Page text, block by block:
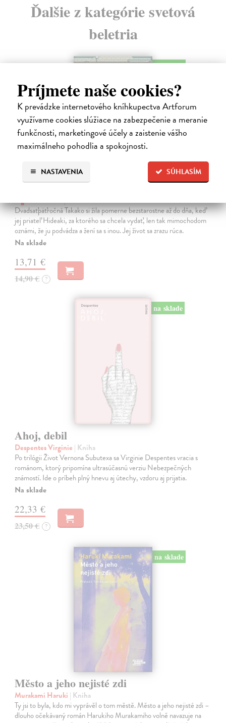
Príjmete naše cookies?
K prevádzke internetového kníhkupectva Artforum
využívame cookies slúžiace na zabezpečenie a meranie
funkčnosti, marketingové účely a zaistenie vášho
maximálneho pohodlia a spokojnosti.
SÚHLASÍM
NASTAVENIA
Ďalšie z kategórie svetová
beletria
na sklade
Dni v kníhkupectve Morisaki
Jagisawa Satoshi| Kniha
Dvadsaťpäťročná Takako si žila pomerne bezstarostne až do dňa, keď
jej priateľ Hideaki, za ktorého sa chcela vydať, len tak mimochodom
oznámi, že ju podvádza a žení sa s inou. Jej život sa zrazu rúca.
Na sklade
13,71 €
14,90 € ?
na sklade
Ahoj, debil
Despentes Virginie | Kniha
Po trilógii Život Vernona Subutexa sa Virginie Despentes vracia s
románom, ktorý pripomína ultrasúčasnú verziu Nebezpečných
známostí. Ide o príbeh plný hnevu aj útechy, vzdoru aj prijatia.
Na sklade
22,33 €
23,50 € ?
na sklade
Město a jeho nejisté zdi
Murakami Haruki | Kniha
Ty jsi to byla, kdo mi vyprávěl o tom městě. Město a jeho nejisté zdi –
dlouho očekávaný román Harukiho Murakamiho volně navazuje na